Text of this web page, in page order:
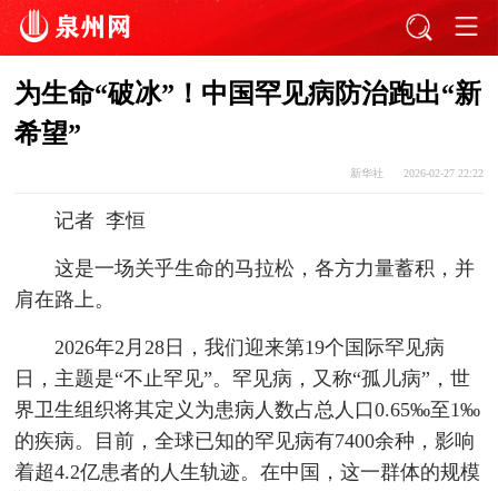
为生命“破冰”！中国罕见病防治跑出“新
希望”
新华社 2026-02-27 22:22
记者 李恒
这是一场关乎生命的马拉松，各方力量蓄积，并
肩在路上。
2026年2月28日，我们迎来第19个国际罕见病
日，主题是“不止罕见”。罕见病，又称“孤儿病”，世
界卫生组织将其定义为患病人数占总人口0.65‰至1‰
的疾病。目前，全球已知的罕见病有7400余种，影响
着超4.2亿患者的人生轨迹。在中国，这一群体的规模